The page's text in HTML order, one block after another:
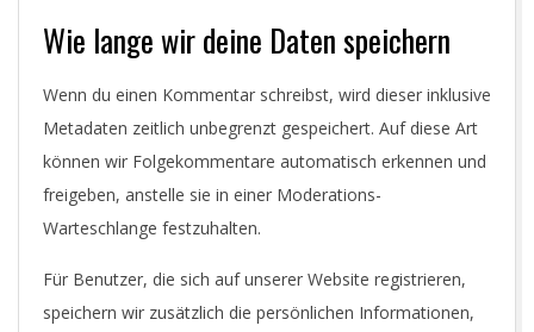
Wie lange wir deine Daten speichern
Wenn du einen Kommentar schreibst, wird dieser inklusive
Metadaten zeitlich unbegrenzt gespeichert. Auf diese Art
können wir Folgekommentare automatisch erkennen und
freigeben, anstelle sie in einer Moderations-
Warteschlange festzuhalten.
Für Benutzer, die sich auf unserer Website registrieren,
speichern wir zusätzlich die persönlichen Informationen,